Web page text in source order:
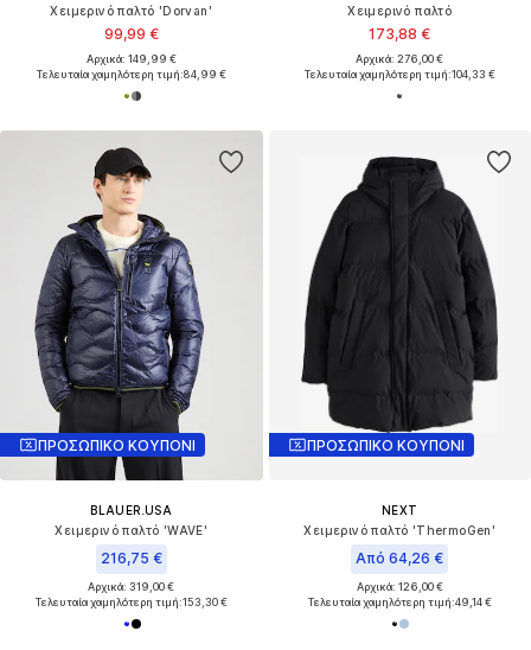
Χειμερινό παλτό 'Dorvan'
99,99 €
Αρχικά: 149,99 €
Τελευταία χαμηλότερη τιμή:84,99 €
Χειμερινό παλτό
173,88 €
Αρχικά: 276,00 €
Τελευταία χαμηλότερη τιμή:104,33 €
ΠΡΟΣΩΠΙΚΟ ΚΟΥΠΟΝΙ
BLAUER.USA
Χειμερινό παλτό 'WAVE'
216,75 €
Αρχικά: 319,00 €
Τελευταία χαμηλότερη τιμή:153,30 €
ΠΡΟΣΩΠΙΚΟ ΚΟΥΠΟΝΙ
NEXT
Χειμερινό παλτό 'ThermoGen'
Από 64,26 €
Αρχικά: 126,00 €
Τελευταία χαμηλότερη τιμή:49,14 €